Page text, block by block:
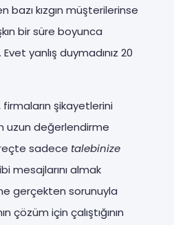
bazı kızgın müşterilerinse
bir süre boyunca
Evet yanlış duymadınız 20
şikayetlerini
uzun değerlendirme
sadece talebinize
mesajlarını almak
gerçekten sorunuyla
çözüm için çalıştığının